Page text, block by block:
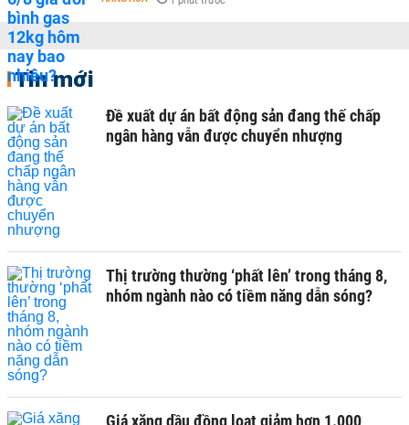
Tin mới
Đề xuất dự án bất động sản đang thế chấp
ngân hàng vẫn được chuyển nhượng
Thị trường thường ‘phất lên’ trong tháng 8,
nhóm ngành nào có tiềm năng dẫn sóng?
Giá xăng dầu đồng loạt giảm hơn 1.000